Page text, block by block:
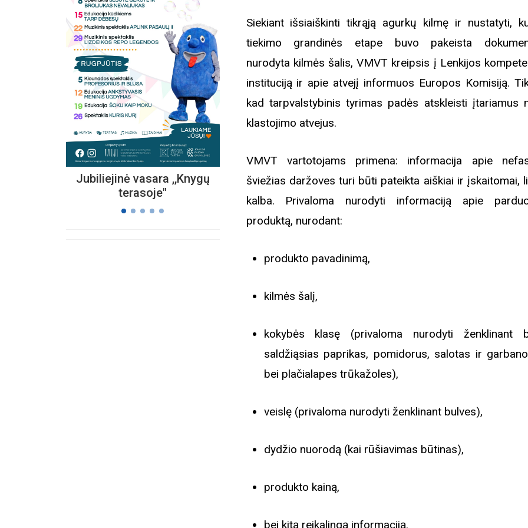
Jubiliejinė vasara ,,Knygų
terasoje"
Kviečiame aplankyti parodą
„Nusišypsok mums,
Viešpatie“. Legendinio
spektaklio kelionė“
Siekiant išsiaiškinti tikrąją agurkų kilmę ir nustatyti,
tiekimo grandinės etape buvo pakeista
nurodyta kilmės šalis, VMVT kreipsis į Lenkijos
instituciją ir apie atvejį informuos Europos Komisiją.
kad tarpvalstybinis tyrimas padės atskleisti įtariamus
klastojimo atvejus.
VMVT vartotojams primena: informacija apie
šviežias daržoves turi būti pateikta aiškiai ir įskaitomai,
kalba. Privaloma nurodyti informaciją apie
produktą, nurodant:
produkto pavadinimą,
kilmės šalį,
kokybės klasę (privaloma nurodyti ženklinant
saldžiąsias paprikas, pomidorus, salotas ir
bei plačialapes trūkažoles),
veislę (privaloma nurodyti ženklinant bulves),
dydžio nuorodą (kai rūšiavimas būtinas),
produkto kainą,
bei kitą reikalingą informaciją.